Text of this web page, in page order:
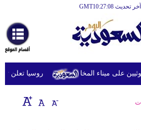
آخر تحديث GMT10:27:08
روسيا تعلن